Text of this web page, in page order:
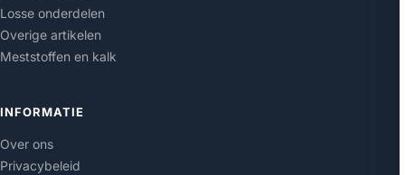
Losse onderdelen
Overige artikelen
Meststoffen en kalk
INFORMATIE
Over ons
Privacybeleid